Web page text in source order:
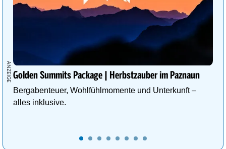
Golden Summits Package | Herbstzauber im Paznaun
Bergabenteuer, Wohlfühlmomente und Unterkunft –
alles inklusive.